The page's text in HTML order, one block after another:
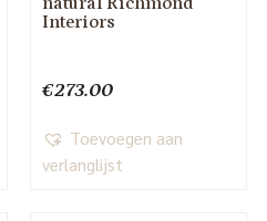
Interiors
€273.00
Toevoegen aan
verlanglijst